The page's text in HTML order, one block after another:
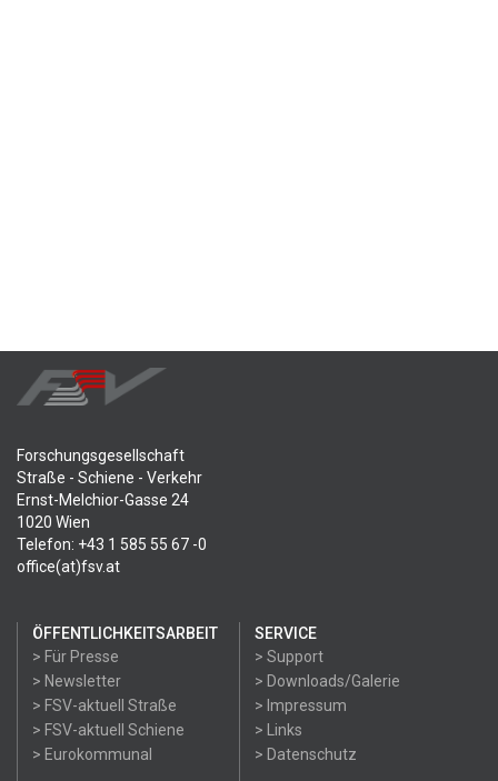
Forschungsgesellschaft
Straße - Schiene - Verkehr
Ernst-Melchior-Gasse 24
1020 Wien
Telefon: +43 1 585 55 67 -0
office(at)fsv.at
ÖFFENTLICHKEITSARBEIT
> Für Presse
> Newsletter
> FSV-aktuell Straße
> FSV-aktuell Schiene
> Eurokommunal
SERVICE
> Support
> Downloads/Galerie
> Impressum
> Links
> Datenschutz